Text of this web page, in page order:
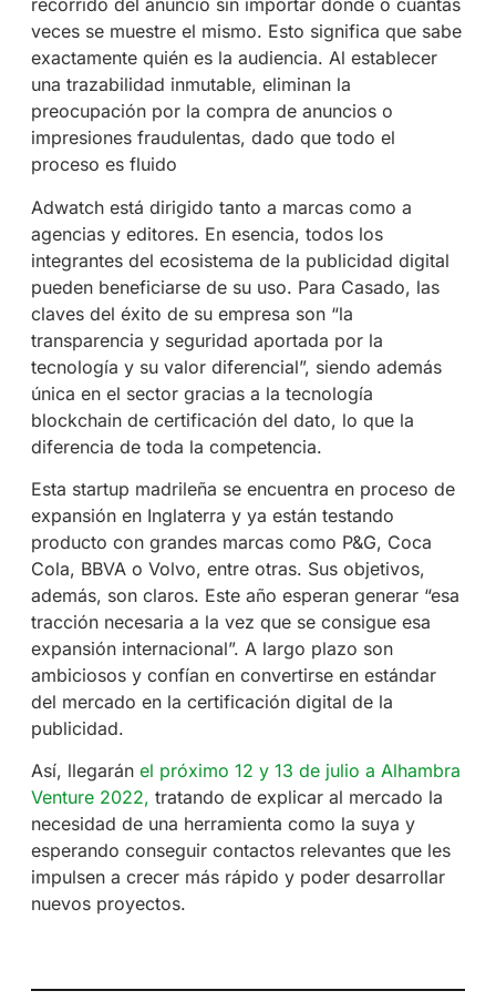
recorrido del anuncio sin importar dónde o cuántas
veces se muestre el mismo. Esto significa que sabe
exactamente quién es la audiencia. Al establecer
una trazabilidad inmutable, eliminan la
preocupación por la compra de anuncios o
impresiones fraudulentas, dado que todo el
proceso es fluido
Adwatch está dirigido tanto a marcas como a
agencias y editores. En esencia, todos los
integrantes del ecosistema de la publicidad digital
pueden beneficiarse de su uso. Para Casado, las
claves del éxito de su empresa son “la
transparencia y seguridad aportada por la
tecnología y su valor diferencial”, siendo además
única en el sector gracias a la tecnología
blockchain de certificación del dato, lo que la
diferencia de toda la competencia.
Esta startup madrileña se encuentra en proceso de
expansión en Inglaterra y ya están testando
producto con grandes marcas como P&G, Coca
Cola, BBVA o Volvo, entre otras. Sus objetivos,
además, son claros. Este año esperan generar “esa
tracción necesaria a la vez que se consigue esa
expansión internacional”. A largo plazo son
ambiciosos y confían en convertirse en estándar
del mercado en la certificación digital de la
publicidad.
Así, llegaránel próximo 12 y 13 de julio a Alhambra
Venture 2022, tratando de explicar al mercado la
necesidad de una herramienta como la suya y
esperando conseguir contactos relevantes que les
impulsen a crecer más rápido y poder desarrollar
nuevos proyectos.